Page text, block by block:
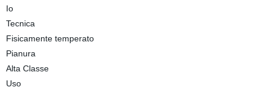
Io
Tecnica
Fisicamente temperato
Pianura
Alta Classe
Uso